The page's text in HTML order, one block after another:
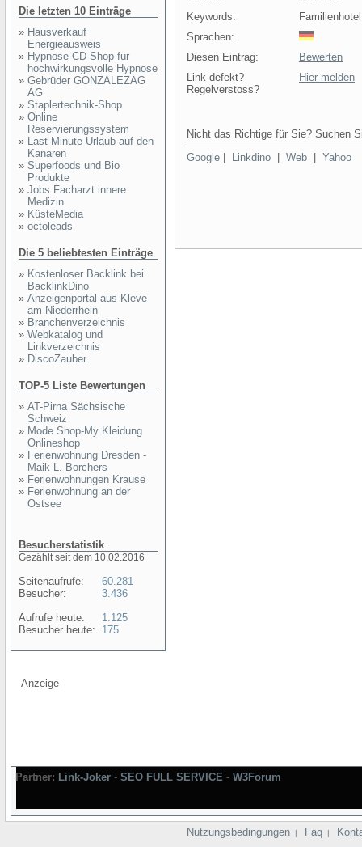
Die letzten 10 Einträge
» Hausverkauf
Energieausweis
» Hypnose-CD-Shop für
hochwirkungsvolle Hypnose
» Gebrüder GONZALEZAG
AG
» Staplertechnik-Shop
» Online
Reservierungssystem
» Last-Minute Urlaub auf den
Kanaren
» Superfoods und Bio
Produkte
» Jobs Facharzt innere
Medizin
» KüsteMedia
» octoleads
Die 5 beliebtesten Einträge
» Kostenloser Backlink bei
BacklinkDino
» Anzeigenportal aus Kleve
am Niederrhein
» Branchenverzeichnis
» Webkatalog und
Linkverzeichnis
» DiscoZauber
TOP-5 Liste Bewertungen
» AT-Pirna Sächsische
Schweiz
» Mode Shop-My Kleidung
Onlineshop
» Ferienwohnung Dresden -
Maik L. Borchers
» Ferienwohnungen Krause
» Ferienwohnung an der
Ostsee
Besucherstatistik
Gezählt seit dem 10.02.2016
Seitenaufrufe:
Besucher:
Aufrufe heute:
Besucher heute:
60.281
3.436
1.125
175
Keywords:
Sprachen:
Diesen Eintrag:
Bewerten
Link defekt?
Regelverstoss?
Hier melden
Nicht das Richtige für Sie? Suchen
Google
Linkdino Web Yahoo
Anzeige
Partner: Link-Joker - SEO FULL SERVICE - W3Forum
Nutzungsbedingungen | Faq |